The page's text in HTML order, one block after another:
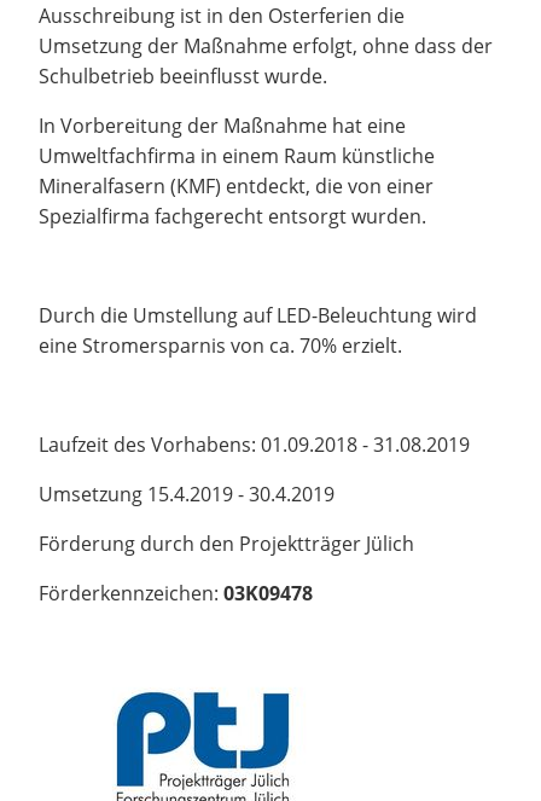
Ausschreibung ist in den Osterferien die
Umsetzung der Maßnahme erfolgt, ohne dass der
Schulbetrieb beeinflusst wurde.
In Vorbereitung der Maßnahme hat eine
Umweltfachfirma in einem Raum künstliche
Mineralfasern (KMF) entdeckt, die von einer
Spezialfirma fachgerecht entsorgt wurden.
Durch die Umstellung auf LED-Beleuchtung wird
eine Stromersparnis von ca. 70% erzielt.
Laufzeit des Vorhabens: 01.09.2018 - 31.08.2019
Umsetzung 15.4.2019 - 30.4.2019
Förderung durch den Projektträger Jülich
Förderkennzeichen: 03K09478